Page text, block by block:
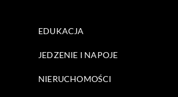
EDUKACJA
JEDZENIE I NAPOJE
NIERUCHOMOŚCI